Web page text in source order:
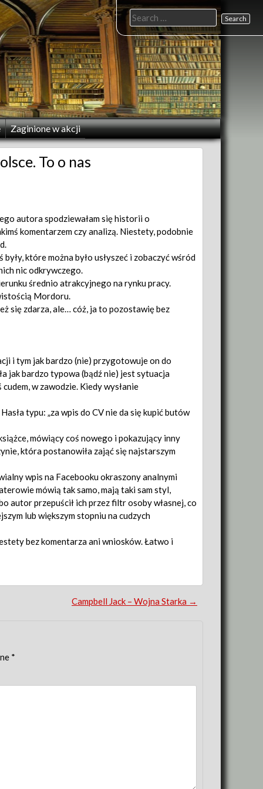
Zaginione w akcji
Search
for:
To o nas
autora spodziewałam się historii o
komentarzem czy analizą. Niestety, podobnie
które można było usłyszeć i zobaczyć wśród
nic odkrywczego.
średnio atrakcyjnego na rynku pracy.
Mordoru.
się zdarza, ale… cóż, ja to pozostawię bez
i tym jak bardzo (nie) przygotowuje on do
jak bardzo typowa (bądź nie) jest sytuacja
w zawodzie. Kiedy wysłanie
typu: „za wpis do CV nie da się kupić butów
mówiący coś nowego i pokazujący inny
która postanowiła zająć się najstarszym
wpis na Facebooku okraszony analnymi
mówią tak samo, mają taki sam styl,
autor przepuścił ich przez filtr osoby własnej, co
lub większym stopniu na cudzych
bez komentarza ani wniosków. Łatwo i
Campbell Jack – Wojna Starka →
*